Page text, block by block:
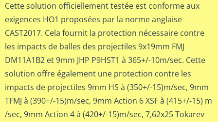
Cette solution officiellement testée est conforme aux
exigences HO1 proposées par la norme anglaise
CAST2017. Cela fournit la protection nécessaire contre
les impacts de balles des projectiles 9x19mm FMJ
DM11A1B2 et 9mm JHP P9HST1 à 365+/-10m/sec. Cette
solution offre également une protection contre les
impacts de projectiles 9mm HS à (350+/-15)m/sec, 9mm
TFMJ à (390+/-15)m/sec, 9mm Action 6 XSF à (415+/-15) m
/sec, 9mm Action 4 à (420+/-15)m/sec, 7,62x25 Tokarev